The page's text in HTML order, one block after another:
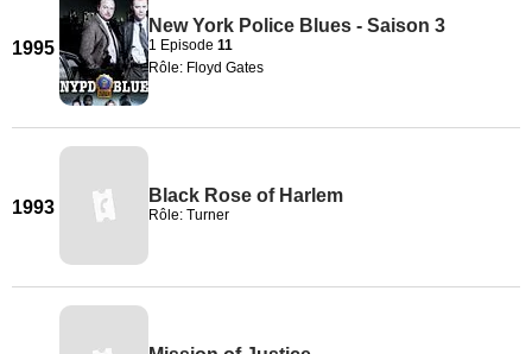
1995
New York Police Blues - Saison 3
1 Episode 11
Rôle: Floyd Gates
1993
Black Rose of Harlem
Rôle: Turner